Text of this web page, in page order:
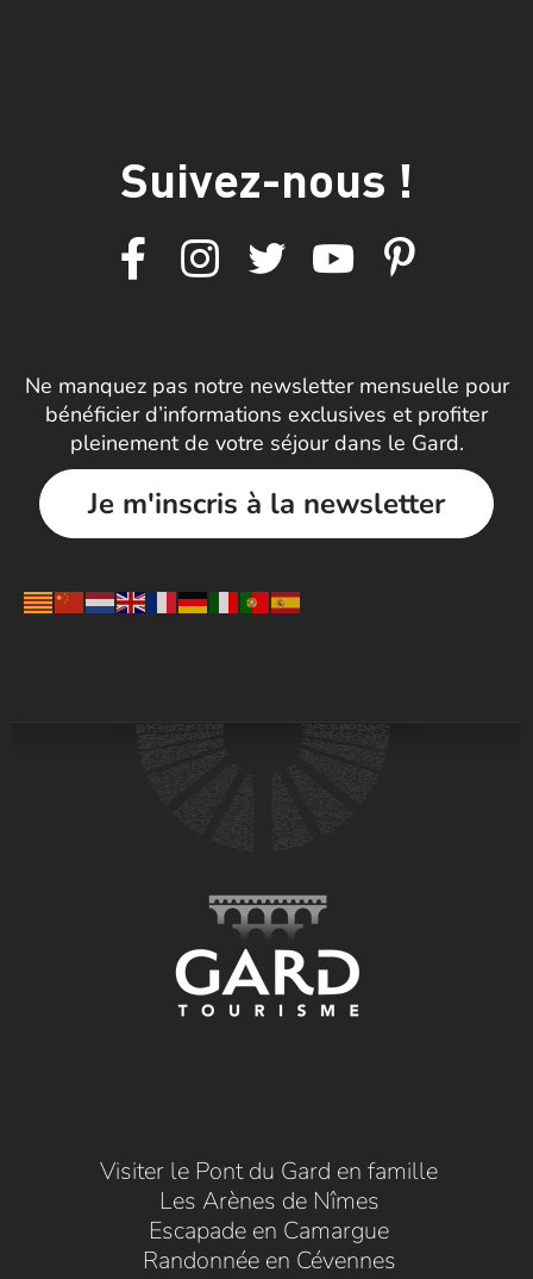
Suivez-nous !
Ne manquez pas notre newsletter mensuelle pour
bénéficier d’informations exclusives et profiter
pleinement de votre séjour dans le Gard.
Je m'inscris à la newsletter
Visiter le Pont du Gard en famille
Les Arènes de Nîmes
Escapade en Camargue
Randonnée en Cévennes